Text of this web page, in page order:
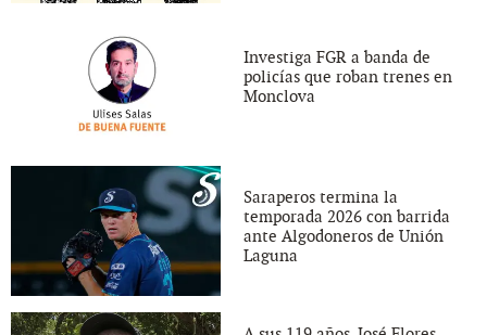
Investiga FGR a banda de
policías que roban trenes en
Monclova
Saraperos termina la
temporada 2026 con barrida
ante Algodoneros de Unión
Laguna